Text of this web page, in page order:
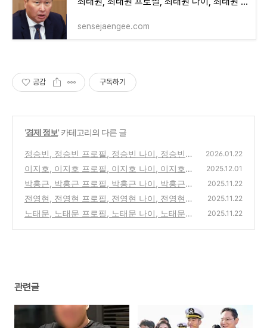
sensejaengee.com
공감 구독하기
'경제 정보' 카테고리의 다른 글
정승빈, 정승빈 프로필, 정승빈 나이, 정승빈
넥스트키친, 정승빈 김슬아 대표
(2)
2026.01.22
이지호, 이지호 프로필, 이지호 나이, 이지호
임관식, 이지호 해군
(0)
2025.12.01
박홍근, 박홍근 프로필, 박홍근 나이, 박홍근
하버드대, 박홍근 삼성전자
(1)
2025.11.22
전영현, 전영현 프로필, 전영현 나이, 전영현
삼성전자, 전영현 연봉
(1)
2025.11.22
노태문, 노태문 프로필, 노태문 나이, 노태문
2025.11.22
관련글